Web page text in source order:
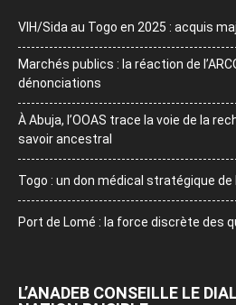
VIH/Sida au Togo en 2025 : acquis
Marchés publics : la réaction de
dénonciations
À Abuja, l’OOAS trace la voie de la
savoir ancestral
Togo : un don médical stratégique
Port de Lomé : la force discrète des
L’ANADEB CONSEILLE LE